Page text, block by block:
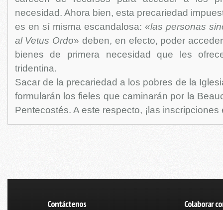
necesidad. Ahora bien, esta precariedad
es en sí misma escandalosa: «las personas
al Vetus Ordo» deben, en efecto, poder
bienes de primera necesidad que les
tridentina.
Sacar de la precariedad a los pobres de la
formularán los fieles que caminarán por la
Pentecostés. A este respecto, ¡las inscripciones
Contáctenos Colaborar